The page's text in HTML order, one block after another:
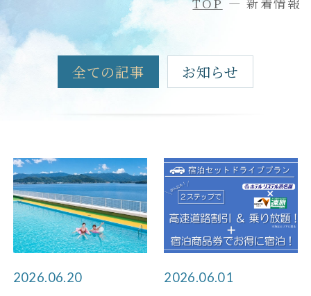
全ての記事 お知らせ
2026.06.20 2026.06.01
客室
施設案内
団体・ご宴会
日帰りプラン
新着情報
お問い合わせ
宿泊約款
プライバシーポリシー